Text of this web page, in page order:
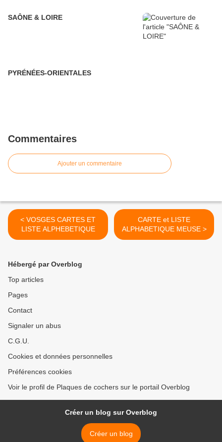
SAÔNE & LOIRE
PYRÉNÉES-ORIENTALES
Commentaires
Ajouter un commentaire
< VOSGES CARTES ET
LISTE ALPHEBETIQUE
CARTE et LISTE
ALPHABETIQUE MEUSE >
Hébergé par Overblog
Top articles
Pages
Contact
Signaler un abus
C.G.U.
Cookies et données personnelles
Préférences cookies
Voir le profil de Plaques de cochers sur le portail Overblog
Créer un blog sur Overblog
Créer un blog